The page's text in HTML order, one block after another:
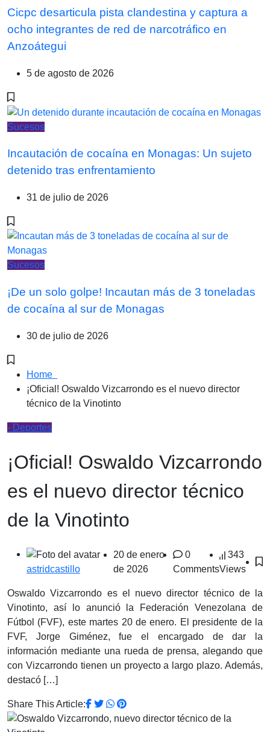
Cicpc desarticula pista clandestina y captura a
ocho integrantes de red de narcotráfico en
Anzoátegui
5 de agosto de 2026
Sucesos
Incautación de cocaína en Monagas: Un sujeto
detenido tras enfrentamiento
31 de julio de 2026
Sucesos
¡De un solo golpe! Incautan más de 3 toneladas
de cocaína al sur de Monagas
30 de julio de 2026
Home
¡Oficial! Oswaldo Vizcarrondo es el nuevo director
técnico de la Vinotinto
- Deportes
¡Oficial! Oswaldo Vizcarrondo
es el nuevo director técnico
de la Vinotinto
astridcastillo
20 de enero
de 2026
0
Comments
343
Views
Oswaldo Vizcarrondo es el nuevo director técnico de la
Vinotinto, así lo anunció la Federación Venezolana de
Fútbol (FVF), este martes 20 de enero. El presidente de la
FVF, Jorge Giménez, fue el encargado de dar la
información mediante una rueda de prensa, alegando que
con Vizcarrondo tienen un proyecto a largo plazo. Además,
destacó […]
Share This Article: